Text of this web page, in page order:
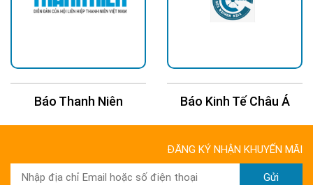
Báo Thanh Niên Báo Kinh Tế Châu Á
ĐĂNG KÝ NHẬN KHUYẾN MÃI
Gửi